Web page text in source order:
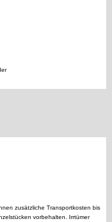
zusätzliche Transportkosten bis
vorbehalten. Irrtümer